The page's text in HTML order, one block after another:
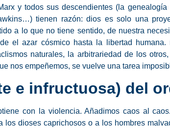
y todos sus descendientes (la genealogía
tienen razón: dios es solo una
a lo que no tiene sentido, de nuestra
el azar cósmico hasta la libertad
naturales, la arbitrariedad de los
nos empeñemos, se vuelve una tarea
e infructuosa) del
con la violencia. Añadimos caos al
dioses caprichosos o a los hombres